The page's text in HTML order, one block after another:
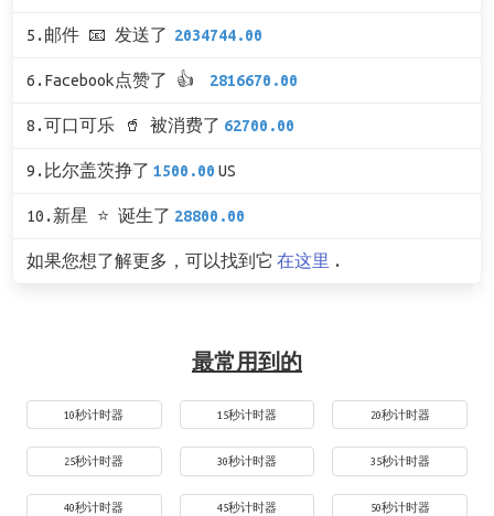
5.邮件 📧 发送了 2034744.00
6.Facebook点赞了 👍 2816670.00
8.可口可乐 🥤 被消费了 62700.00
9.比尔盖茨挣了 1500.00 US
10.新星 ⭐ 诞生了 28800.00
如果您想了解更多，可以找到它 在这里 .
最常用到的
10秒计时器 15秒计时器 20秒计时器
25秒计时器 30秒计时器 35秒计时器
40秒计时器 45秒计时器 50秒计时器